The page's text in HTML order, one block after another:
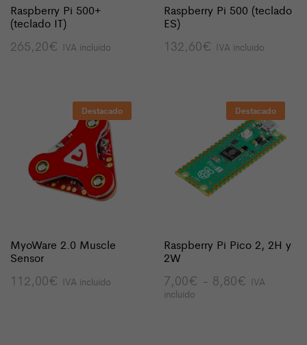
Raspberry Pi 500+
(teclado IT)
265,20€ IVA incluido
Raspberry Pi 500 (teclado
ES)
132,60€ IVA incluido
Destacado
MyoWare 2.0 Muscle
Sensor
112,00€ IVA incluido
Destacado
Raspberry Pi Pico 2, 2H y
2W
7,00€ - 8,80€ Rango
IVA
incluido